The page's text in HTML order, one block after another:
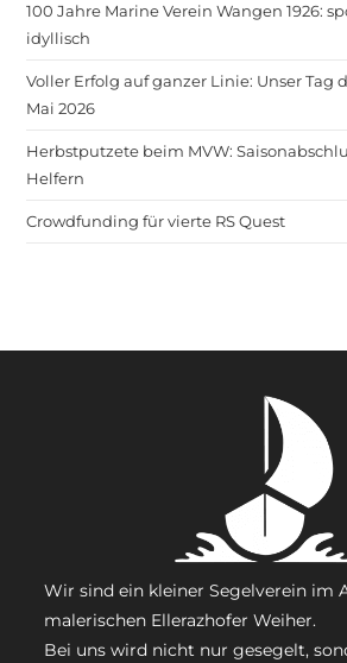
100 Jahre Marine Verein Wangen 1926:
idyllisch
Voller Erfolg auf ganzer Linie: Unser Tag
Mai 2026
Herbstputzete beim MVW:
Helfern
Crowdfunding für vierte RS Quest
Wir sind ein kleiner Segelverein im
malerischen Ellerazhofer Weiher.
Bei uns wird nicht nur gesegelt,